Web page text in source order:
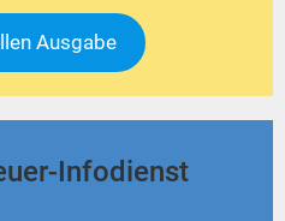
Ausgabe
Infodienst